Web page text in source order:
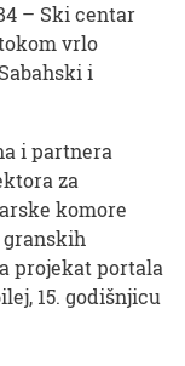
– Ski centar
vrlo
i
i partnera
za
komore
granskih
projekat portala
15. godišnjicu